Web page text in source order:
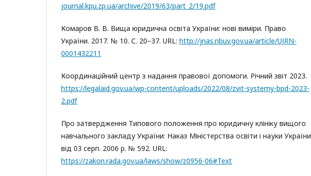
journal.kpu.zp.ua/archive/2019/63/part_2/19.pdf
Комаров В. В. Вища юридична освіта України: нові виміри. Право
України. 2017. № 10. С. 20–37. URL: http://jnas.nbuv.gov.ua/article/UJRN-
0001432211
Координаційний центр з надання правової допомоги. Річний звіт 2023.
https://legalaid.gov.ua/wp-content/uploads/2022/08/zvit-systemy-bpd-2023-
2.pdf
Про затвердження Типового положення про юридичну клініку вищого
навчального закладу України: Наказ Міністерства освіти і науки України
від 03 серп. 2006 р. № 592. URL:
https://zakon.rada.gov.ua/laws/show/z0956-06#Text